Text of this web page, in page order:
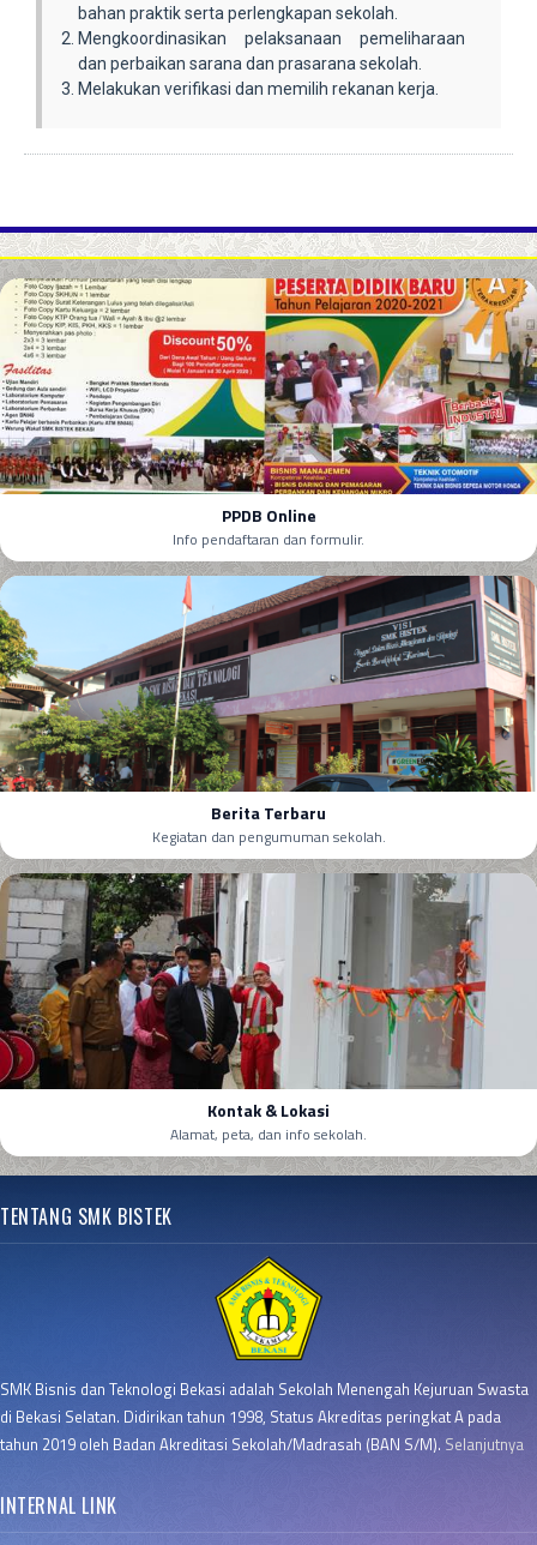
bahan praktik serta perlengkapan sekolah.
Mengkoordinasikan pelaksanaan pemeliharaan
dan perbaikan sarana dan prasarana sekolah.
Melakukan verifikasi dan memilih rekanan kerja.
PPDB Online
Info pendaftaran dan formulir.
Berita Terbaru
Kegiatan dan pengumuman sekolah.
Kontak & Lokasi
Alamat, peta, dan info sekolah.
TENTANG SMK BISTEK
SMK Bisnis dan Teknologi Bekasi adalah Sekolah Menengah Kejuruan Swasta
di Bekasi Selatan. Didirikan tahun 1998, Status Akreditas peringkat A pada
tahun 2019 oleh Badan Akreditasi Sekolah/Madrasah (BAN S/M). Selanjutnya
INTERNAL LINK